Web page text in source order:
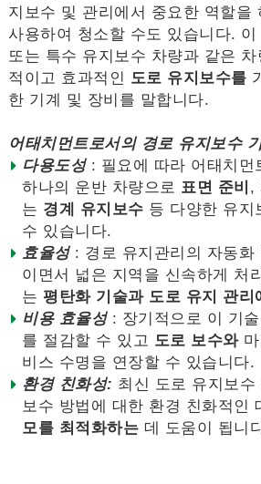
지보수 및 관리에서 중요한 역할을
사용하여 청소할 수도 있습니다.
또는 특수 유지보수 차량과 같은
적이고 효과적인 도로 유지보수를
한 기계 및 장비를 말합니다.
어태치먼트로서의 경로 유지보수
다용도성 : 필요에 따라 어태치먼
하나의 운반 차량으로 표면 준비 ,
는 경계 유지보수 등 다양한 유지
수 있습니다.
효율성 : 경로 유지관리의 자동화
이면서 넓은 지역을 신속하게 처
는 평탄화 기술과 도로 유지 관리
비용 효율성 : 장기적으로 이 기
를 절감할 수 있고 도로 보수와마
비스 수명을 연장할 수 있습니다.
환경 친화성: 최신 도로 유지보수
보수 방법에 대한 환경 친화적인
모를 최적화하는 데 도움이 됩니